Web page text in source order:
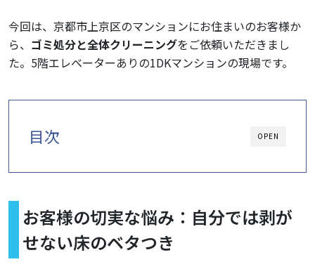
今回は、京都市上京区のマンションにお住まいのお客様か
ら、 ゴミ処分と全体クリーニングをご依頼いただきまし
た。5階エレベーターありの1DKマンションの現場です。
OPEN
目次
お客様の切実な悩み：自分では剥が
せない床のベタつき